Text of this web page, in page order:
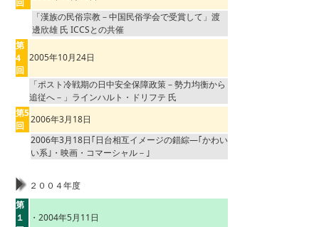
回
「漢族の民俗宗教－中国民俗学会で受賞して」渡
邊欣雄 氏 ICCSとの共催
第
4
回
2005年10月24日
「ポスト冷戦期の日中安全保障政策－勢力均衡から
追従へ－」ラインハルト・ドリフテ 氏
第5
回
2006年3月18日
2006年3月18日｢日台相互イメージの錯綜―｢かわい
い系｣・映画・コマーシャル－｣
２００４年度
第
１
・2004年5月11日